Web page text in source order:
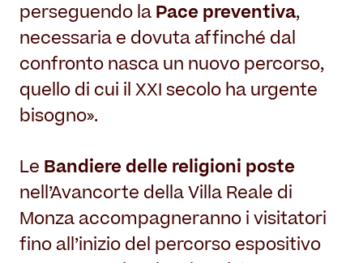
perseguendo la Pace preventiva,
necessaria e dovuta affinché dal
confronto nasca un nuovo percorso,
quello di cui il XXI secolo ha urgente
bisogno».
Le Bandiere delle religioni poste
nell’Avancorte della Villa Reale di
Monza accompagneranno i visitatori
fino all’inizio del percorso espositivo